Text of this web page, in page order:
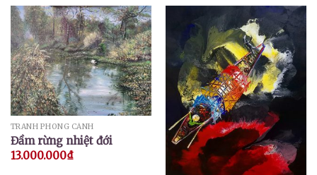
TRANH PHONG CẢNH
Đầm rừng nhiệt đới
13.000.000₫